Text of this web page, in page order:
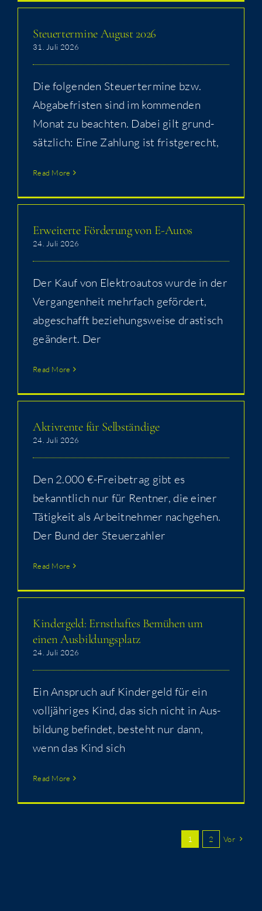
Steu­er­ter­mi­ne August 2026
31. Juli 2026
Die fol­gen­den Steu­er­ter­mi­ne bzw.
Abga­be­fris­ten sind im kom­men­den
Monat zu beach­ten. Dabei gilt grund­
sätz­lich: Eine Zah­lung ist fristgerecht,
Read More
Erwei­ter­te För­de­rung von E-Autos
24. Juli 2026
Der Kauf von Elek­tro­au­tos wur­de in der
Ver­gan­gen­heit mehr­fach geför­dert,
abge­schafft bezie­hungs­wei­se dras­tisch
geän­dert. Der
Read More
Aktiv­ren­te für Selbständige
24. Juli 2026
Den 2.000 €-Frei­be­trag gibt es
bekannt­lich nur für Rent­ner, die einer
Tätig­keit als Arbeit­neh­mer nach­ge­hen.
Der Bund der Steuerzahler
Read More
Kin­der­geld: Ernst­haf­tes Bemü­hen um
einen Ausbildungsplatz
24. Juli 2026
Ein Anspruch auf Kin­der­geld für ein
voll­jäh­ri­ges Kind, das sich nicht in Aus­
bil­dung befin­det, besteht nur dann,
wenn das Kind sich
Read More
1 2 Vor